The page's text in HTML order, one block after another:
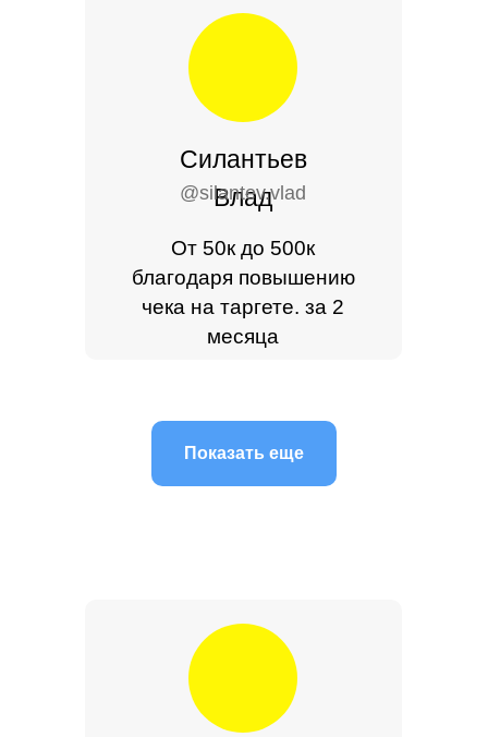
Силантьев
Влад
@silantev.vlad
От 50к до 500к
благодаря повышению
чека на таргете. за 2
месяца
Показать еще